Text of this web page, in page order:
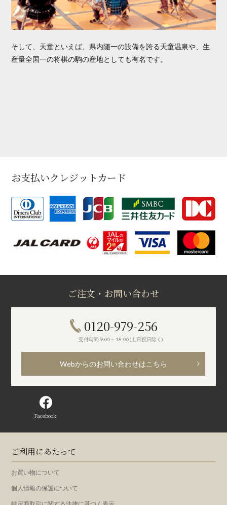
そして、天童といえば、県内随一の設備を誇る天童温泉や、生
産量全国一の将棋の駒の産地としても有名です。
お支払いクレジットカード
ご注文・お問い合わせ
0120-979-256
受付時間 9:00～18:00(土日祝日除く)
Webからのお問い合わせはこちら
Facebook
ご利用にあたって
お買い物について
個人情報の保護について